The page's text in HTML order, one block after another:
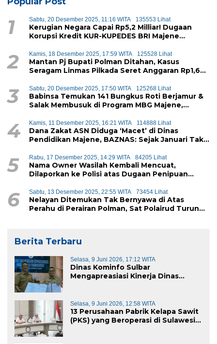
1 Sabtu, 20 Desember 2025, 11:16 WITA 135553 Lihat
Kerugian Negara Capai Rp5,2 Milliar! Dugaan
Korupsi Kredit KUR-KUPEDES BRI Majene
2 Kamis, 18 Desember 2025, 17:59 WITA 125528 Lihat
Mantan Pj Bupati Polman Ditahan, Kasus
Seragam Linmas Pilkada Seret Anggaran Rp1,6
3 Sabtu, 20 Desember 2025, 17:50 WITA 125268 Lihat
Babinsa Temukan 141 Bungkus Roti Berjamur &
Salak Membusuk di Program MBG Majene,
4 Kamis, 11 Desember 2025, 16:21 WITA 114888 Lihat
Dana Zakat ASN Diduga ‘Macet’ di Dinas
Pendidikan Majene, BAZNAS: Sejak Januari Tak
5 Rabu, 17 Desember 2025, 14:29 WITA 84205 Lihat
Nama Owner Wasilah Kembali Mencuat,
Dilaporkan ke Polisi atas Dugaan Penipuan
6 Sabtu, 13 Desember 2025, 22:55 WITA 73454 Lihat
Nelayan Ditemukan Tak Bernyawa di Atas
Perahu di Perairan Polman, Sat Polairud Turun
Berita Terbaru
Selasa, 9 Juni 2026, 17:12 WITA
Dinas Kominfo Sulbar
Mengapreasiasi Kinerja Dinas
Selasa, 9 Juni 2026, 12:58 WITA
13 Perusahaan Pabrik Kelapa Sawit
(PKS) yang Beroperasi di Sulawesi